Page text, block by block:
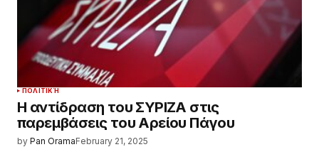
ΠΟΛΙΤΙΚΉ
Η αντίδραση του ΣΥΡΙΖΑ στις
παρεμβάσεις του Αρείου Πάγου
by Pan OramaFebruary 21, 2025